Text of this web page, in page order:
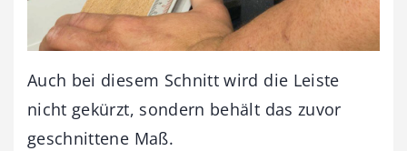
Auch bei diesem Schnitt wird die Leiste
nicht gekürzt, sondern behält das zuvor
geschnittene Maß.